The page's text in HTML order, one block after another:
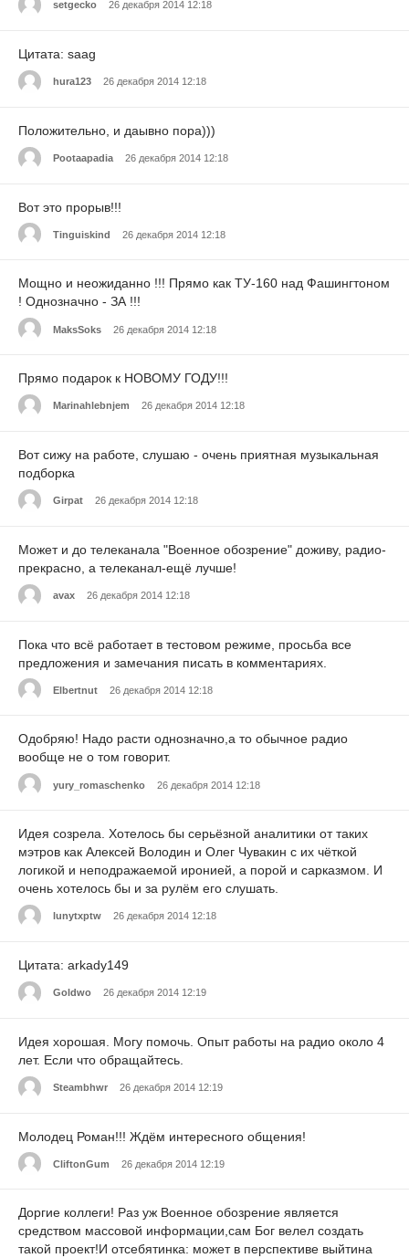
setgecko 26 декабря 2014 12:18
Цитата: saag
hura123 26 декабря 2014 12:18
Положительно, и даывно пора)))
Pootaapadia 26 декабря 2014 12:18
Вот это прорыв!!!
Tinguiskind 26 декабря 2014 12:18
Мощно и неожиданно !!! Прямо как ТУ-160 над Фашингтоном
! Однозначно - ЗА !!!
MaksSoks 26 декабря 2014 12:18
Прямо подарок к НОВОМУ ГОДУ!!!
Marinahlebnjem 26 декабря 2014 12:18
Вот сижу на работе, слушаю - очень приятная музыкальная
подборка
Girpat 26 декабря 2014 12:18
Может и до телеканала "Военное обозрение" доживу, радио-
прекрасно, а телеканал-ещё лучше!
avax 26 декабря 2014 12:18
Пока что всё работает в тестовом режиме, просьба все
предложения и замечания писать в комментариях.
Elbertnut 26 декабря 2014 12:18
Одобряю! Надо расти однозначно,а то обычное радио
вообще не о том говорит.
yury_romaschenko 26 декабря 2014 12:18
Идея созрела. Хотелось бы серьёзной аналитики от таких
мэтров как Алексей Володин и Олег Чувакин с их чёткой
логикой и неподражаемой иронией, а порой и сарказмом. И
очень хотелось бы и за рулём его слушать.
lunytxptw 26 декабря 2014 12:18
Цитата: arkady149
Goldwo 26 декабря 2014 12:19
Идея хорошая. Могу помочь. Опыт работы на радио около 4
лет. Если что обращайтесь.
Steambhwr 26 декабря 2014 12:19
Молодец Роман!!! Ждём интересного общения!
CliftonGum 26 декабря 2014 12:19
Доргие коллеги! Раз уж Военное обозрение является
средством массовой информации,сам Бог велел создать
такой проект!И отсебятинка: может в перспективе выйтина